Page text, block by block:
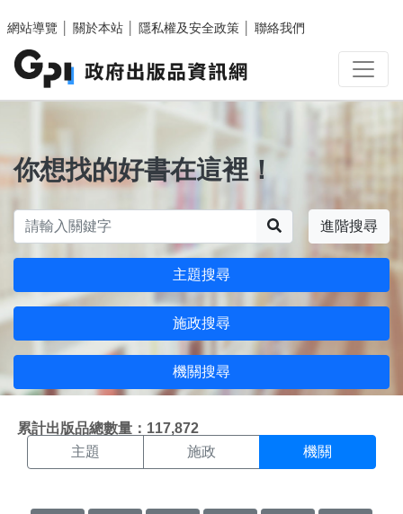
網站導覽
關於本站 隱私權及安全政策 聯絡我們
你想找的好書在這裡！
進階搜尋
主題搜尋
施政搜尋
機關搜尋
累計出版品總數量：117,872
機關搜尋結果頁面
主題 施政 機關